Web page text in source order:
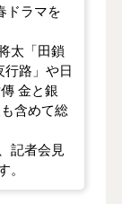
ドラマを
太「田鎖
路」や日
金と銀
含めて総
記者会見